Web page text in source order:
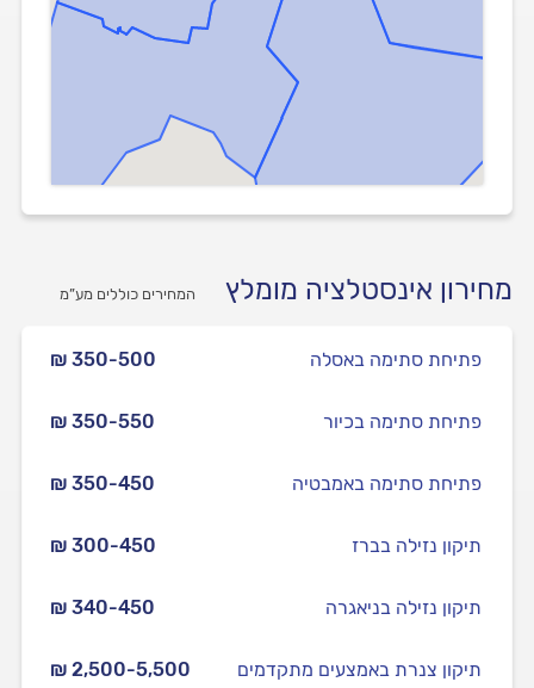
מחירון אינסטלציה מומלץ המחירים כוללים מע”מ
₪ 350-500 פתיחת סתימה באסלה
₪ 350-550 פתיחת סתימה בכיור
₪ 350-450 פתיחת סתימה באמבטיה
₪ 300-450 תיקון נזילה בברז
₪ 340-450 תיקון נזילה בניאגרה
₪ 2,500-5,500 תיקון צנרת באמצעים מתקדמים